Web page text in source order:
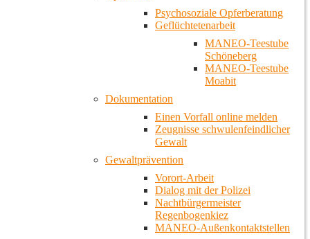
Psychosoziale Opferberatung
Geflüchtetenarbeit
MANEO-Teestube
Schöneberg
MANEO-Teestube
Moabit
Dokumentation
Einen Vorfall online melden
Zeugnisse schwulenfeindlicher
Gewalt
Gewaltprävention
Vorort-Arbeit
Dialog mit der Polizei
Nachtbürgermeister
Regenbogenkiez
MANEO-Außenkontaktstellen